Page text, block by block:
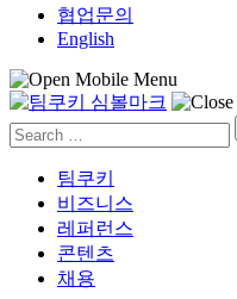
협업문의
English
Search
for:
팀쿠키
비즈니스
레퍼런스
콘텐츠
채용